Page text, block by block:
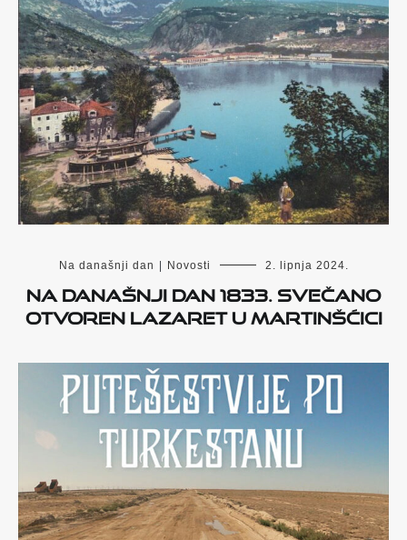
Na današnji dan Novosti 2. lipnja 2024.
Na današnji dan 1833. svečano
otvoren lazaret u Martinšćici